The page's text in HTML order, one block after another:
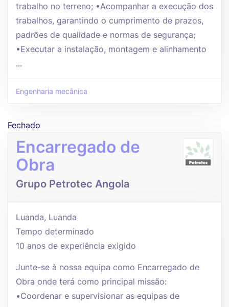
trabalho no terreno; •Acompanhar a execução dos
trabalhos, garantindo o cumprimento de prazos,
padrões de qualidade e normas de segurança;
•Executar a instalação, montagem e alinhamento
...
Engenharia mecânica
Fechado
Encarregado de
Obra
Grupo Petrotec Angola
Luanda, Luanda
Tempo determinado
10 anos de experiência exigido
Junte-se à nossa equipa como Encarregado de
Obra onde terá como principal missão:
•Coordenar e supervisionar as equipas de